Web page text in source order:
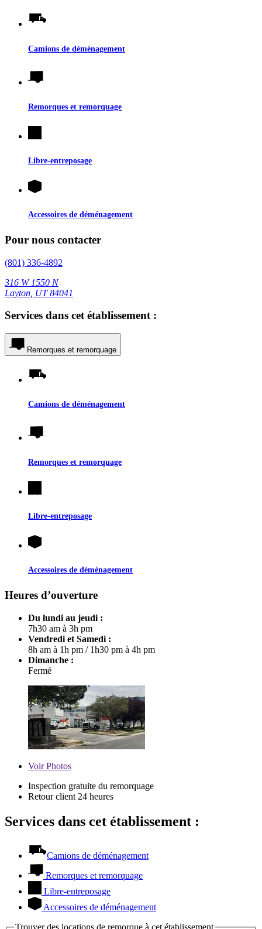
Camions de déménagement
Remorques et remorquage
Libre-entreposage
Accessoires de déménagement
Pour nous contacter
(801) 336-4892
316 W 1550 N
Layton, UT 84041
Services dans cet établissement :
Remorques et remorquage
Camions de déménagement
Remorques et remorquage
Libre-entreposage
Accessoires de déménagement
Heures d’ouverture
Du lundi au jeudi :
7h30 am à 3h pm
Vendredi et Samedi :
8h am à 1h pm / 1h30 pm à 4h pm
Dimanche :
Fermé
VoirPhotos
Inspection gratuite du remorquage
Retour client 24 heures
Services dans cet établissement :
Camions de déménagement
Remorques et remorquage
Libre-entreposage
Accessoires de déménagement
Trouver des locations de remorque à cet établissement